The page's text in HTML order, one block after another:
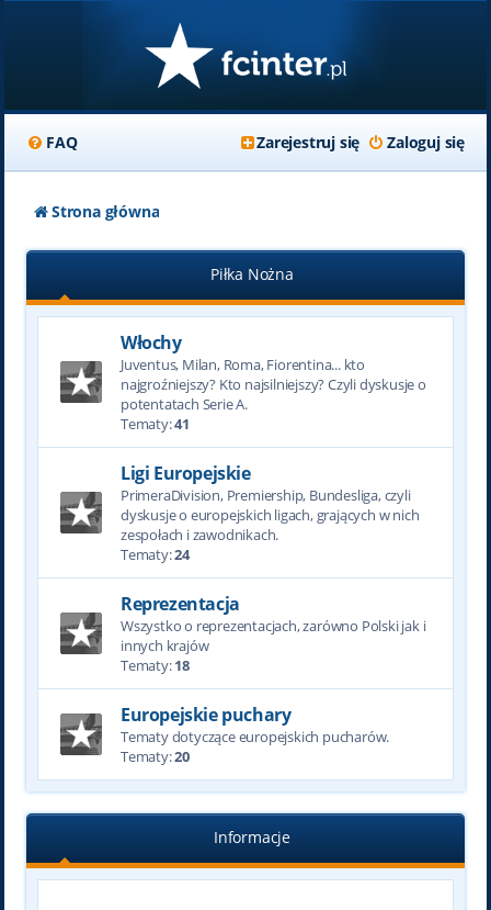
FAQ Zaloguj się
Zarejestruj się
Strona główna
Piłka Nożna
Włochy
Juventus, Milan, Roma, Fiorentina... kto
najgroźniejszy? Kto najsilniejszy? Czyli dyskusje o
potentatach Serie A.
Tematy:41
Ligi Europejskie
PrimeraDivision, Premiership, Bundesliga, czyli
dyskusje o europejskich ligach, grających w nich
zespołach i zawodnikach.
Tematy:24
Reprezentacja
Wszystko o reprezentacjach, zarówno Polski jak i
innych krajów
Tematy:18
Europejskie puchary
Tematy dotyczące europejskich pucharów.
Tematy:20
Informacje